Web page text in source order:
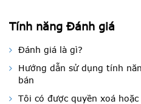
Tính năng Đánh giá
Đánh giá là gì?
Hướng dẫn sử dụng tính
bán
Tôi có được quyền xoá